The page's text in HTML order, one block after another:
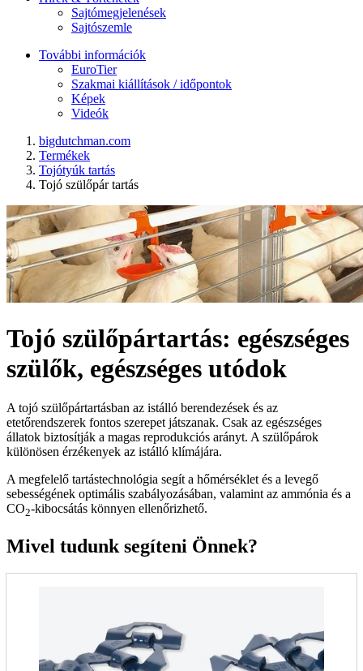
Sajtómegjelenések
Sajtószemle
További információk
EuroTier
Szakmai kiállítások / időpontok
Képek
Videók
bigdutchman.com
Termékek
Tojótyúk tartás
Tojó szülőpár tartás
Tojó szülőpártartás: egészséges
szülők, egészséges utódok
A tojó szülőpártartásban az istálló berendezések és az
etetőrendszerek fontos szerepet játszanak. Csak az egészséges
állatok biztosítják a magas reprodukciós arányt. A szülőpárok
különösen érzékenyek az istálló klímájára.
A megfelelő tartástechnológia segít a hőmérséklet és a levegő
sebességének optimális szabályozásában, valamint az ammónia és a
CO2-kibocsátás könnyen ellenőrizhető.
Mivel tudunk segíteni Önnek?